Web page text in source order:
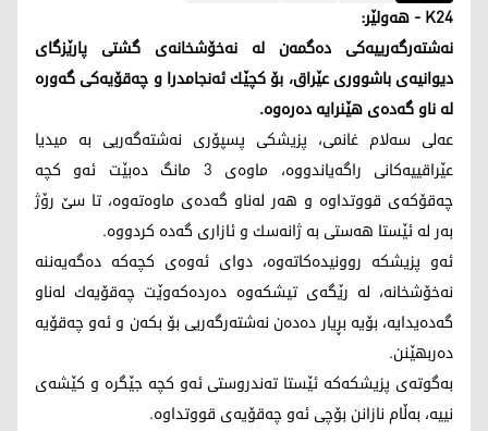
K24 - هه‌ولێر:
نه‌شته‌رگه‌رییه‌كی ده‌گمه‌ن له‌ نه‌خۆشخانه‌ی گشتی پارێزگای
دیوانیه‌ی باشووری عێراق، بۆ كچێك ئه‌نجامدرا و چه‌قۆیه‌كی گه‌وره‌
له‌ ناو گه‌ده‌ی هێنرایه‌ ده‌ره‌وه‌.
عه‌لی سه‌لام غانمی، پزیشكی پسپۆری نه‌شته‌گه‌ریی به‌ میدیا
عێراقییه‌كانی راگه‌یاندووه‌، ماوه‌ی 3 مانگ ده‌بێت ئه‌و كچه‌
چه‌قۆكه‌ی قووتداوه‌ و هه‌ر له‌ناو گه‌ده‌ی ماوه‌ته‌وه‌، تا سێ رۆژ
به‌ر له‌ ئێستا هه‌ستی به‌ ژانه‌سك و ئازاری گه‌ده‌ كردووه‌.
ئه‌و پزیشكه‌ روونیده‌كاته‌وه‌، دوای ئه‌وه‌ی كچه‌كه‌ ده‌گه‌یه‌ننه‌
نه‌خۆشخانه‌، له‌ رێگه‌ی تیشكه‌وه‌ ده‌رده‌كه‌وێت چه‌قۆیه‌ك له‌ناو
گه‌ده‌یدایه‌، بۆیه‌ بڕیار ده‌ده‌ن نه‌شته‌رگه‌ریی بۆ بكه‌ن و ئه‌و چه‌قۆیه‌
ده‌ربهێنن.
به‌گوته‌ی پزیشكه‌كه‌ ئێستا ته‌ندروستی ئه‌و كچه‌ جێگره‌ و كێشه‌ی
نییه‌، به‌ڵام نازانن بۆچی ئه‌و چه‌قۆیه‌ی قووتداوه‌.